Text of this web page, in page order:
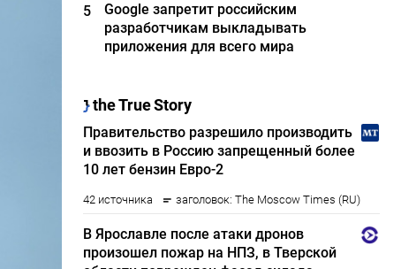
5
Google запретит российским
разработчикам выкладывать
приложения для всего мира